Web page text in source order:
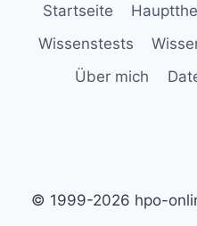
Startseite
Wissenstests
Über mich
© 1999-2026 hpo-